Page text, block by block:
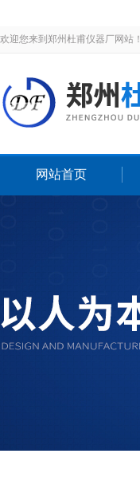
欢迎您来到郑州杜甫仪器厂网站！
网站首页